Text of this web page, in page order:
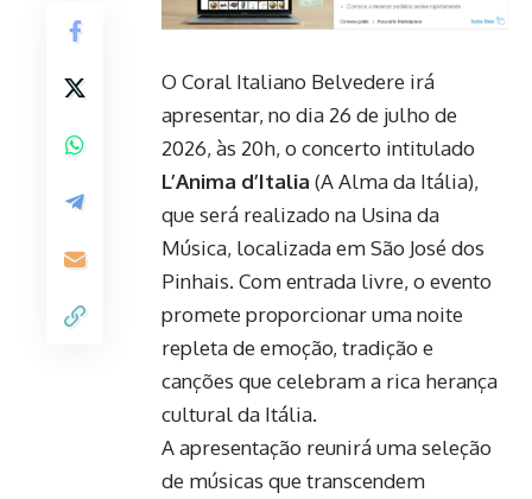
O Coral Italiano Belvedere irá
apresentar, no dia 26 de julho de
2026, às 20h, o concerto intitulado
L’Anima d’Italia (A Alma da Itália),
que será realizado na Usina da
Música, localizada em São José dos
Pinhais. Com entrada livre, o evento
promete proporcionar uma noite
repleta de emoção, tradição e
canções que celebram a rica herança
cultural da Itália.
A apresentação reunirá uma seleção
de músicas que transcendem